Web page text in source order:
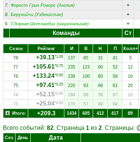
7. Форест Грин Роверс (Англия) +
8. Берунийчи (Узбекистан) +
9. Сборная Шотландии (национальная) +
Команды Ст
Сезон Рейтинг И В Н П Колл+
78
+39.13*1.00 137 65 31 41 5
77
+105.61*0.75 235 123 60 52 12
76
+133.24*0.50 239 100 80 59 16
75
+97.41*0.25 220 93 66 61 20
74
+52.15*0.00 194 69 58 67 10
73
+25.04*0.00 170 57 49 64 6
Итого:
+209.3 1434 605 412 417 89
Всего событий: 82. Страница 1 из 2. Страницы:
Сез. День Дата